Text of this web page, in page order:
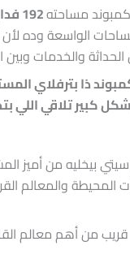
مساحته
الواسعة وده
والخدمات
ذا بترفلاي
كبير تلاقي اللي
بيخليه من أميز
المحيطة والمعالم
من أهم معالم